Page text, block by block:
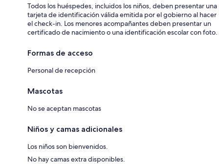
Todos los huéspedes, incluidos los niños, deben presentar una
tarjeta de identificación válida emitida por el gobierno al hacer
el check-in. Los menores acompañantes deben presentar un
certificado de nacimiento o una identificación escolar con foto.
Formas de acceso
Personal de recepción
Mascotas
No se aceptan mascotas
Niños y camas adicionales
Los niños son bienvenidos.
No hay camas extra disponibles.